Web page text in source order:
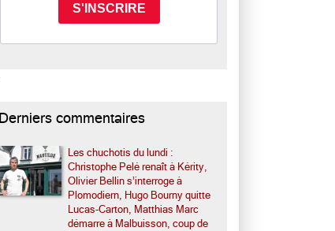
S'INSCRIRE
Derniers commentaires
Les chuchotis du lundi :
Christophe Pelé renaît à Kérity,
Olivier Bellin s’interroge à
Plomodiern, Hugo Bourny quitte
Lucas-Carton, Matthias Marc
démarre à Malbuisson, coup de